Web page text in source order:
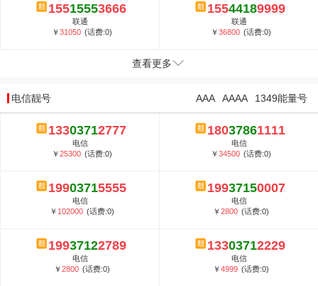
15515553666
联通
￥31050 (话费:0)
15544189999
联通
￥36800 (话费:0)
查看更多
电信靓号 1349能量号
AAAA
AAA
13303712777
电信
￥25300 (话费:0)
18037861111
电信
￥34500 (话费:0)
19903715555
电信
￥ 102000 (话费:0)
19937150007
电信
￥2800 (话费:0)
19937122789
电信
￥2800 (话费:0)
13303712229
电信
￥4999 (话费:0)